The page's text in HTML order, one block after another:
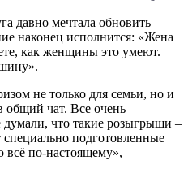
давно мечтала обновить
наконец исполнится: «Жена
как женщины это умеют.
не только для семьи, но и
общий чат. Все очень
что такие розыгрыши –
подготовленные
всё по-настоящему», –